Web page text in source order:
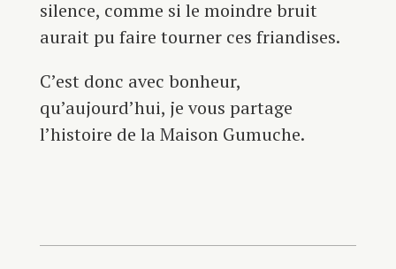
silence, comme si le moindre bruit
aurait pu faire tourner ces friandises.
C’est donc avec bonheur,
qu’aujourd’hui, je vous partage
l’histoire de la Maison Gumuche.